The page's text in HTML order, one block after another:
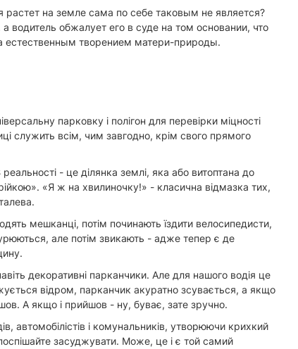
растет на земле сама по себе таковым не является?
водитель обжалует его в суде на том основании, что
естественным творением матери-природы.
парковку і полігон для перевірки міцності
служить всім, чим завгодно, крім свого прямого
- це ділянка землі, яка або витоптана до
«Я ж на хвилиночку!» - класична відмазка тих,
мешканці, потім починають їздити велосипедисти,
але потім звикають - адже тепер є де
декоративні парканчики. Але для нашого водія це
відром, парканчик акуратно зсувається, а якщо
А якщо і прийшов - ну, буває, зате зручно.
автомобілістів і комунальників, утворюючи крихкий
засуджувати. Може, це і є той самий